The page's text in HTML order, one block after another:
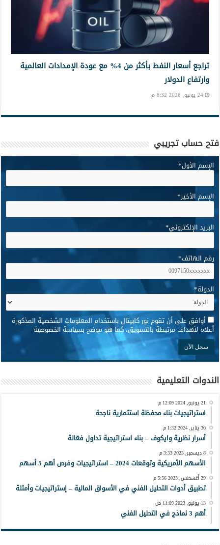
تراجع أسعار النفط بأكثر من 4% مع عودة الإمدادات العالمية
وارتفاع الدولار
24 يونيو, 2026 8:32 م
فتح حساب تجريبي
الإسم الأول*
الإسم الأخير*
البريد الإلكتروني*
رقم الهاتف*
الدولة*
* أوافق على أن تقوم نور كابيتال باستخدام المعلومات الشخصية المذكورة
أعلاه لأهداف مرتبطة بالتسويق، كما هو موضح بسياسة الخصوصية
الندوات التعليمية
21 يونيو, 2024 12:09 م
استراتيجيات بناء محفظة استثمارية ناجحة
30 يناير, 2024 1:32 م
أسرار نظرية وايكوف – بناء استراتيجية تداول فعّالة
8 ديسمبر, 2023 3:33 م
الأسهم الأمريكية وتوقعات 2024 – استراتيجيات وفرص أهم 5 أسهم
29 أغسطس, 2023 5:56 م
تطبيق أدوات التحليل الفني في الأسواق المالية – إستراتيجيات وأمثلة
13 يوليو, 2023 11:09 ص
أهم 3 نماذج في التحليل الفني